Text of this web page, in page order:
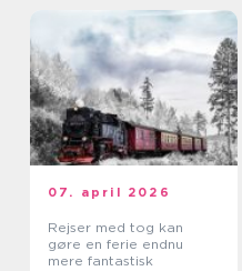
07. april 2026
Rejser med tog kan
gøre en ferie endnu
mere fantastisk